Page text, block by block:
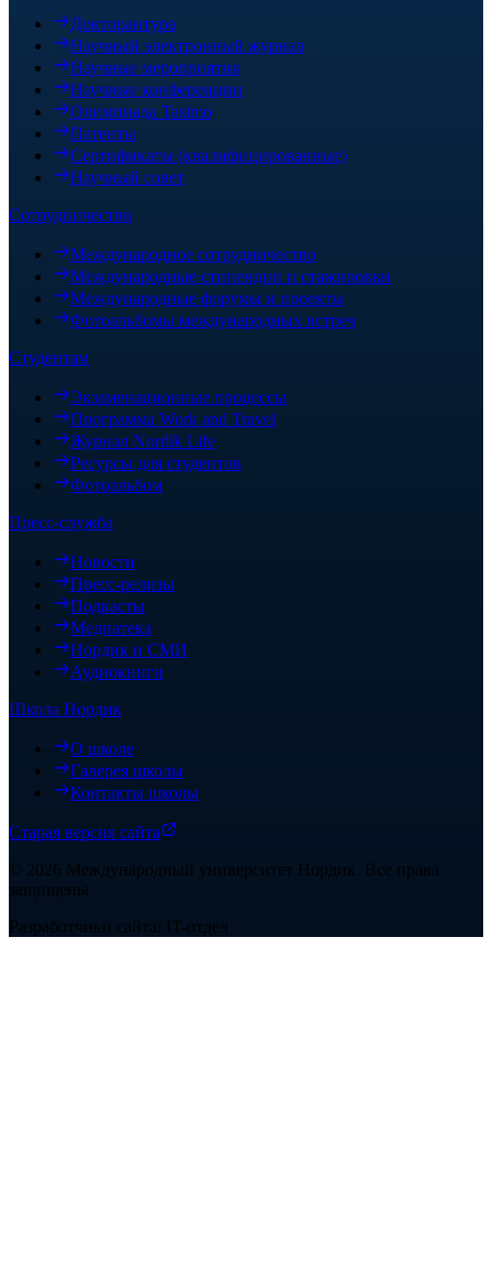
Докторантура
Научный электронный журнал
Научные мероприятия
Научные конференции
Олимпиада Tasimo
Патенты
Сертификаты (квалифицированные)
Научный совет
Сотрудничество
Международное сотрудничество
Международные стипендии и стажировки
Международные форумы и проекты
Фотоальбомы международных встреч
Студентам
Экзаменационные процессы
Программа Work and Travel
Журнал Nordik Life
Ресурсы для студентов
Фотоальбом
Пресс-служба
Новости
Пресс-релизы
Подкасты
Медиатека
Нордик и СМИ
Аудиокниги
Школа Нордик
О школе
Галерея школы
Контакты школы
Старая версия сайта
© 2026 Международный университет Нордик . Все права
защищены
Разработчики сайта: IT-отдел